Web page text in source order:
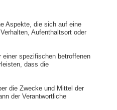
Aspekte, die sich auf eine
Aufenthaltsort oder
einer spezifischen betroffenen
dass die
die Zwecke und Mittel der
der Verantwortliche